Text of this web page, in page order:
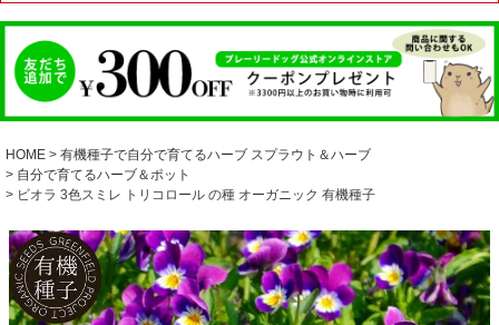
HOME
有機種子で自分で育てるハーブ スプラウト＆ハーブ
自分で育てるハーブ＆ポット
ビオラ 3色スミレ トリコロール の種 オーガニック 有機種子